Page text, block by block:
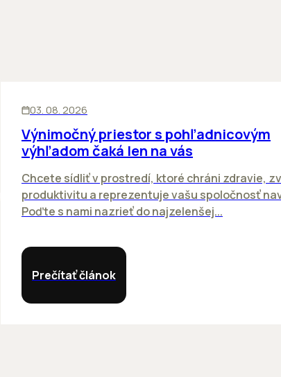
03. 08. 2026
Výnimočný priestor s pohľadnicovým
výhľadom čaká len na vás
Chcete sídliť v prostredí, ktoré chráni zdravie,
produktivitu a reprezentuje vašu spoločnosť
Poďte s nami nazrieť do najzelenšej...
Prečítať článok